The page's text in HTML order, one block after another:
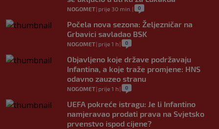
NOGOMET| prije 30 min. | 0
Počela nova sezona: Željezničar na
Grbavici savladao BSK
NOGOMET| prije 1 h | 0
Objavljeno koje države podržavaju
Infantina, a koje traže promjene: HNS
odavno zauzeo stranu
NOGOMET| prije 1 h | 0
UEFA pokreće istragu: Je li Infantino
namjeravao prodati prava na Svjetsko
prvenstvo ispod cijene?